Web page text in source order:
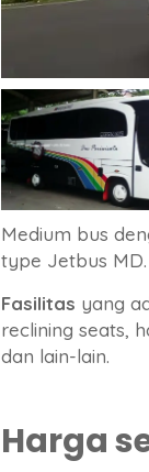
Medium bus
type Jetbus MD.
Fasilitas yang
reclining seats,
dan lain-lain.
Harga